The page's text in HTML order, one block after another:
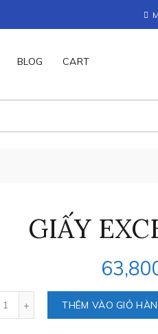
BLOG CART
GIẤY
Số lượng
THÊM VÀO GIỎ